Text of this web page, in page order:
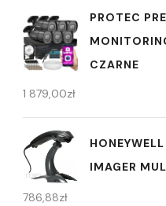
PROTEC
CZARNE
1 879,00zł
IMAGER
786,88zł